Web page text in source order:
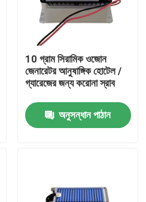
10 গ্রাম সিরামিক ওজোন
জেনারেটর আনুষাঙ্গিক হোটেল /
গ্যারেজের জন্য করোনা স্রাব
অনুসন্ধান পাঠান